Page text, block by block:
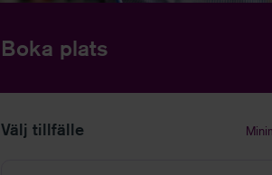
Boka plats
Välj tillfälle